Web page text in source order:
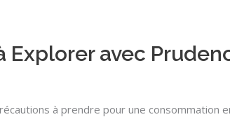
Explorer avec
à prendre pour une consommation